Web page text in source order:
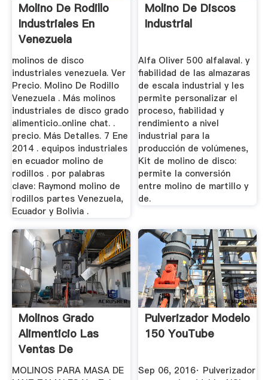
Molino De Rodillo
Industriales En
Venezuela
molinos de disco
industriales venezuela. Ver
Precio. Molino De Rodillo
Venezuela . Más molinos
industriales de disco grado
alimenticio..online chat. .
precio. Más Detalles. 7 Ene
2014 . equipos industriales
en ecuador molino de
rodillos . por palabras
clave: Raymond molino de
rodillos partes Venezuela,
Ecuador y Bolivia .
Molino De Discos
Industrial
Alfa Oliver 500 alfalaval. y
fiabilidad de las almazaras
de escala industrial y les
permite personalizar el
proceso, fiabilidad y
rendimiento a nivel
industrial para la
producción de volúmenes,
Kit de molino de disco:
permite la conversión
entre molino de martillo y
de.
Molinos Grado
Alimenticio Las
Ventas De
Maquinaria De ...
MOLINOS PARA MASA DE
Pulverizador Modelo
150 YouTube
Sep 06, 2016· Pulverizador